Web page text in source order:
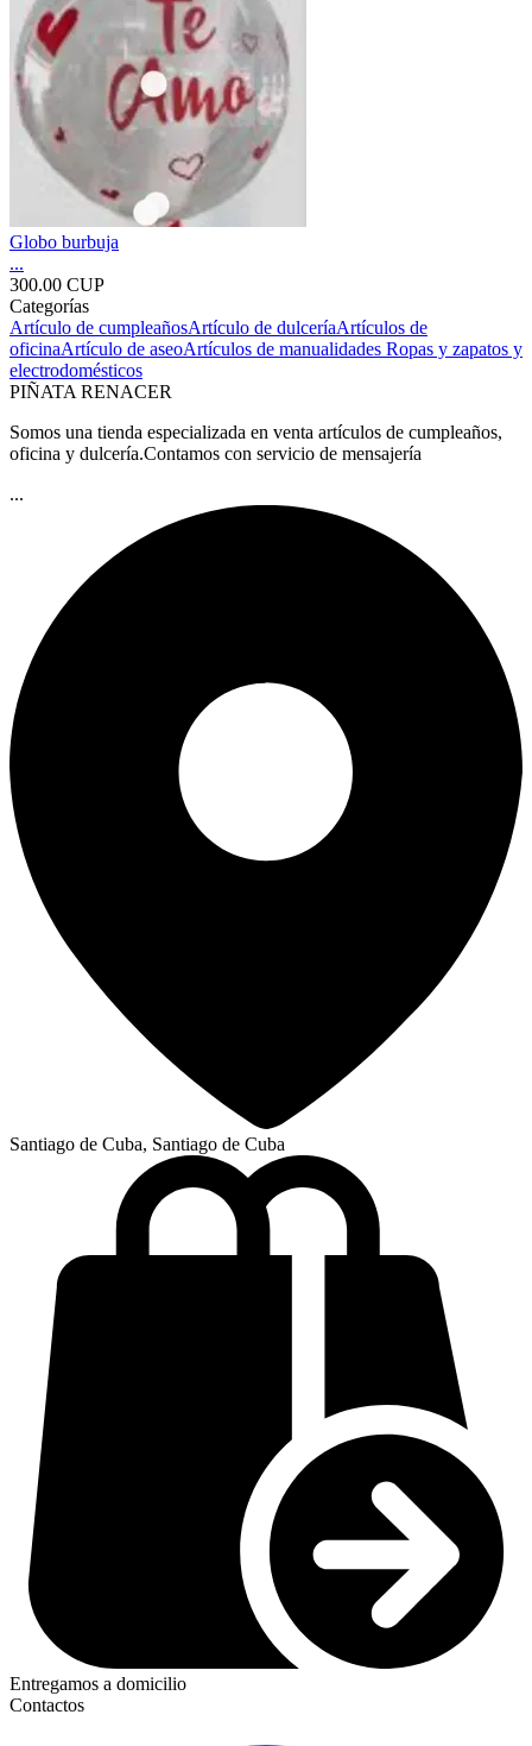
Globo burbuja
...
300.00 CUP
Categorías
Artículo de cumpleañosArtículo de dulceríaArtículos de
oficinaArtículo de aseoArtículos de manualidades Ropas y zapatos y
electrodomésticos
PIÑATA RENACER
Somos una tienda especializada en venta artículos de cumpleaños,
oficina y dulcería.Contamos con servicio de mensajería
...
Santiago de Cuba, Santiago de Cuba
Entregamos a domicilio
Contactos